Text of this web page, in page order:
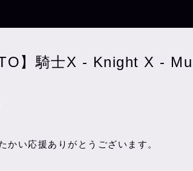
】騎士X - Knight X -
かい応援ありがとうございます。